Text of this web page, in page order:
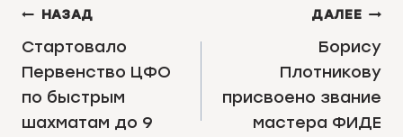
НАВИГАЦИЯ
ПО
ЗАПИСЯМ
НАЗАД
Стартовало
Первенство ЦФО
по быстрым
шахматам до 9
ДАЛЕЕ
Борису
Плотникову
присвоено звание
мастера ФИДЕ